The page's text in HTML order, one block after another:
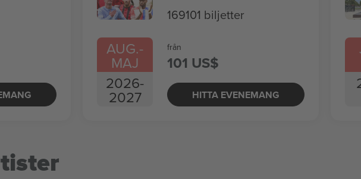
AUG.-
MAJ
2026-
2027
169101 biljetter
från
101 US$
HITTA EVENEMANG